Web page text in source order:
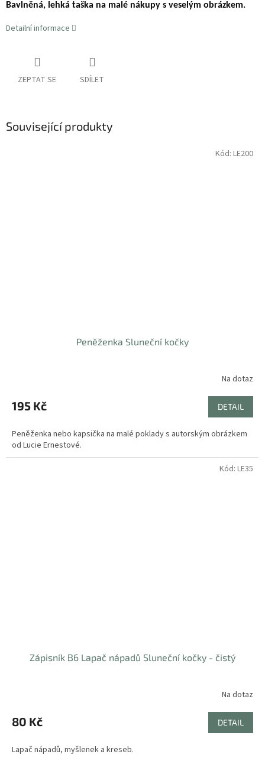
Bavlněná, lehká taška na malé nákupy s veselým obrázkem.
Detailní informace
ZEPTAT SE SDÍLET
Související produkty
Peněženka Sluneční kočky
Na dotaz
195 Kč DETAIL
Peněženka nebo kapsička na malé poklady s autorským obrázkem
od Lucie Ernestové.
Kód: LE200
Zápisník B6 Lapač nápadů Sluneční kočky - čistý
Na dotaz
80 Kč DETAIL
Lapač nápadů, myšlenek a kreseb.
Kód: LE35